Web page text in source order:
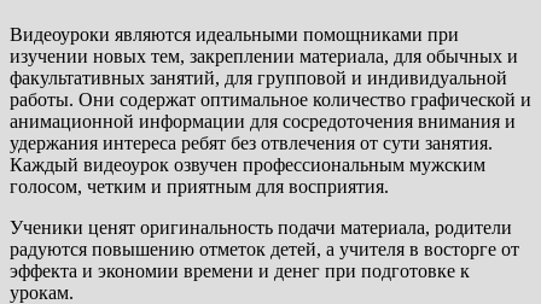
Видеоуроки являются идеальными помощниками при
изучении новых тем, закреплении материала, для обычных и
факультативных занятий, для групповой и индивидуальной
работы. Они содержат оптимальное количество графической и
анимационной информации для сосредоточения внимания и
удержания интереса ребят без отвлечения от сути занятия.
Каждый видеоурок озвучен профессиональным мужским
голосом, четким и приятным для восприятия.
Ученики ценят оригинальность подачи материала, родители
радуются повышению отметок детей, а учителя в восторге от
эффекта и экономии времени и денег при подготовке к
урокам.